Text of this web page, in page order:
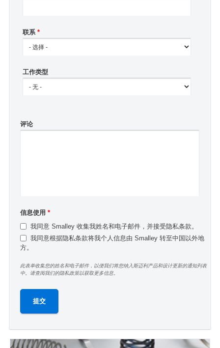
联系 *
工作类型
评论
信息使用 *
我同意 Smalley 收集我姓名和电子邮件，并接受隐私条款。
我同意根据隐私条款将我个人信息由 Smalley 转至中国以外地
方。
此表单收集您的姓名和电子邮件，以便我们将您纳入斯迈利产品和设计更新的通知列表
中。请查阅我们的隐私政策以获取更多信息。